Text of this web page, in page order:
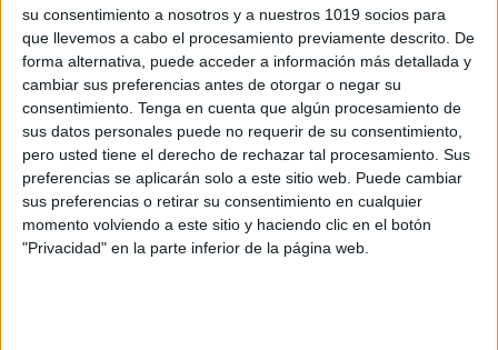
su consentimiento a nosotros y a nuestros 1019 socios para
que llevemos a cabo el procesamiento previamente descrito. De
forma alternativa, puede acceder a información más detallada y
cambiar sus preferencias antes de otorgar o negar su
consentimiento. Tenga en cuenta que algún procesamiento de
sus datos personales puede no requerir de su consentimiento,
pero usted tiene el derecho de rechazar tal procesamiento. Sus
preferencias se aplicarán solo a este sitio web. Puede cambiar
sus preferencias o retirar su consentimiento en cualquier
momento volviendo a este sitio y haciendo clic en el botón
"Privacidad" en la parte inferior de la página web.